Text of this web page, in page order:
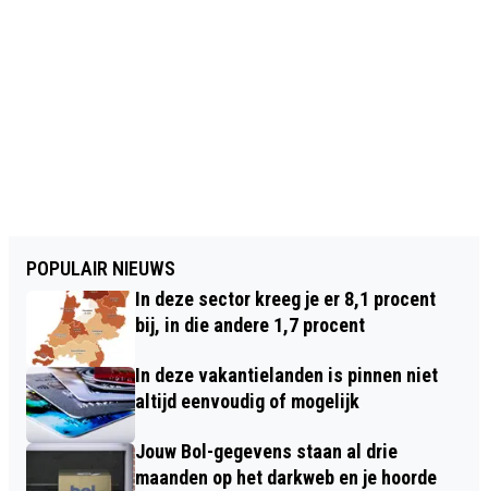
POPULAIR NIEUWS
In deze sector kreeg je er 8,1 procent
bij, in die andere 1,7 procent
In deze vakantielanden is pinnen niet
altijd eenvoudig of mogelijk
Jouw Bol-gegevens staan al drie
maanden op het darkweb en je hoorde